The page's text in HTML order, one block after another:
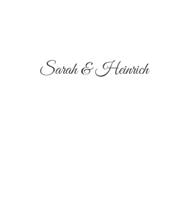
Sarah & Heinrich